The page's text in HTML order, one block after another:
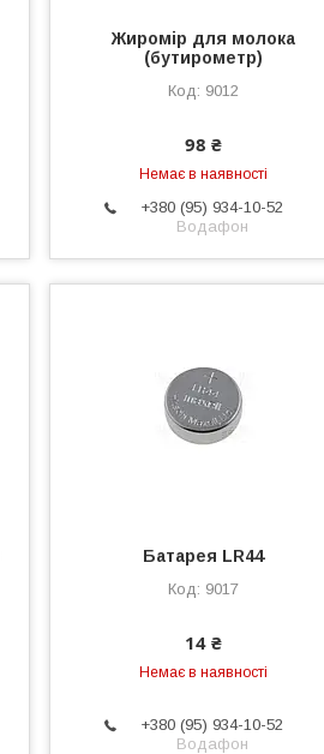
Жиромір для молока
(бутирометр)
9012
98 ₴
Немає в наявності
+380 (95) 934-10-52
Водафон
Батарея LR44
9017
14 ₴
Немає в наявності
+380 (95) 934-10-52
Водафон